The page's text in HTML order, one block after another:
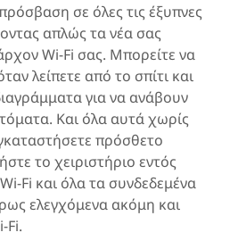
σε όλες τις έξυπνες
απλώς τα νέα σας
Wi-Fi σας. Μπορείτε να
λείπετε από το σπίτι και
για να ανάβουν
Και όλα αυτά χωρίς
πρόσθετο
το χειριστήριο εντός
Fi και όλα τα συνδεδεμένα
ελεγχόμενα ακόμη και
Fi.